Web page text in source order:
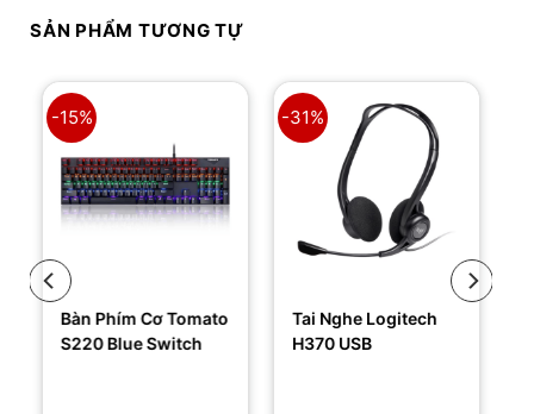
SẢN PHẨM TƯƠNG TỰ
-15%
Bàn Phím Cơ Tomato
S220 Blue Switch
-31%
Tai Nghe Logitech
H370 USB